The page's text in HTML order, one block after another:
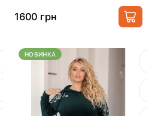
1600 грн
НОВИНКА